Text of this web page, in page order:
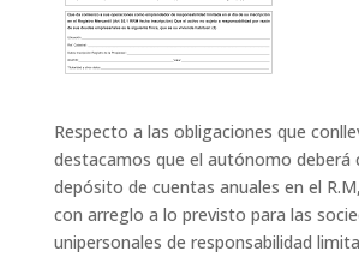
Respecto a las obligaciones que
destacamos que el autónomo deberá
depósito de cuentas anuales en el
con arreglo a lo previsto para las
unipersonales de responsabilidad